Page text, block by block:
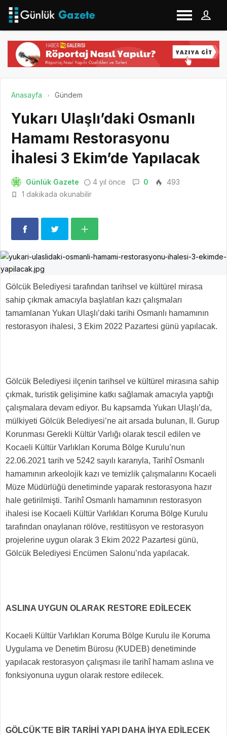
Anasayfa Gündem
Yukarı Ulaşlı’daki Osmanlı
Hamamı Restorasyonu
İhalesi 3 Ekim’de Yapılacak
Günlük Gazete 4 yıl önce 0
493
1 dakikada okunabilir
Gölcük Belediyesi tarafından tarihsel ve kültürel mirasa
sahip çıkmak amacıyla başlatılan kazı çalışmaları
tamamlanan Yukarı Ulaşlı’daki tarihi Osmanlı hamamının
restorasyon ihalesi, 3 Ekim 2022 Pazartesi günü yapılacak.
Gölcük Belediyesi ilçenin tarihsel ve kültürel mirasına sahip
çıkmak, turistik gelişimine katkı sağlamak amacıyla yaptığı
çalışmalara devam ediyor. Bu kapsamda Yukarı Ulaşlı’da,
mülkiyeti Gölcük Belediyesi’ne ait arsada bulunan, II. Gurup
Korunması Gerekli Kültür Varlığı olarak tescil edilen ve
Kocaeli Kültür Varlıkları Koruma Bölge Kurulu’nun
22.06.2021 tarih ve 5242 sayılı kararıyla, Tarihî Osmanlı
hamamının arkeolojik kazı ve temizlik çalışmalarını Kocaeli
Müze Müdürlüğü denetiminde yaparak restorasyona hazır
hale getirilmişti. Tarihî Osmanlı hamamının restorasyon
ihalesi ise Kocaeli Kültür Varlıkları Koruma Bölge Kurulu
tarafından onaylanan rölöve, restitüsyon ve restorasyon
projelerine uygun olarak 3 Ekim 2022 Pazartesi günü,
Gölcük Belediyesi Encümen Salonu’nda yapılacak.
ASLINA UYGUN OLARAK RESTORE EDİLECEK
Kocaeli Kültür Varlıkları Koruma Bölge Kurulu ile Koruma
Uygulama ve Denetim Bürosu (KUDEB) denetiminde
yapılacak restorasyon çalışması ile tarihî hamam aslına ve
fonksiyonuna uygun olarak restore edilecek.
GÖLCÜK’TE BİR TARİHİ YAPI DAHA İHYA EDİLECEK